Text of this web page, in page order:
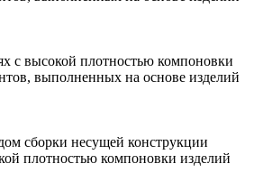
с высокой плотностью компоновки
выполненных на основе изделий
сборки несущей конструкции
плотностью компоновки изделий